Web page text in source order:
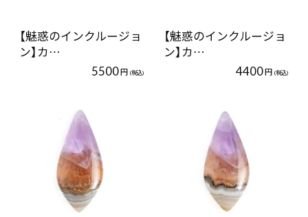
【魅惑のインクルージョ
ン】カ…
5500円 (税込)
【魅惑のインクルージョ
ン】カ…
4400円 (税込)